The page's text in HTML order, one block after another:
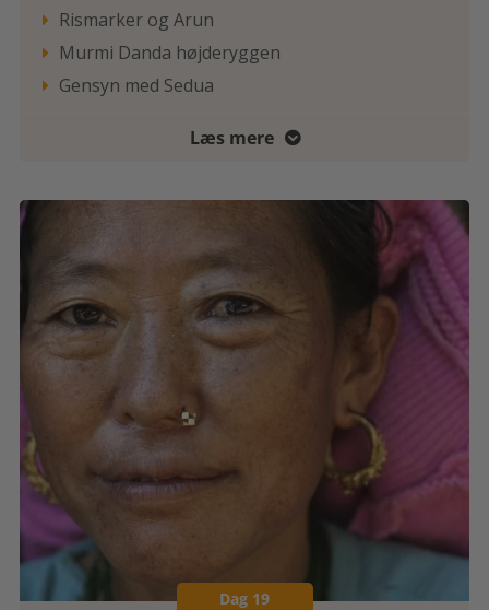
 Rismarker og Arun
 Murmi Danda højderyggen
 Gensyn med Sedua
Læs mere 
Dag 19